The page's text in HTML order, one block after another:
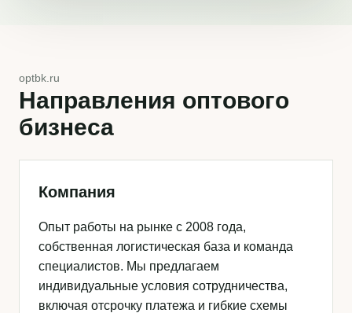
optbk.ru
Направления оптового
бизнеса
Компания
Опыт работы на рынке с 2008 года,
собственная логистическая база и команда
специалистов. Мы предлагаем
индивидуальные условия сотрудничества,
включая отсрочку платежа и гибкие схемы